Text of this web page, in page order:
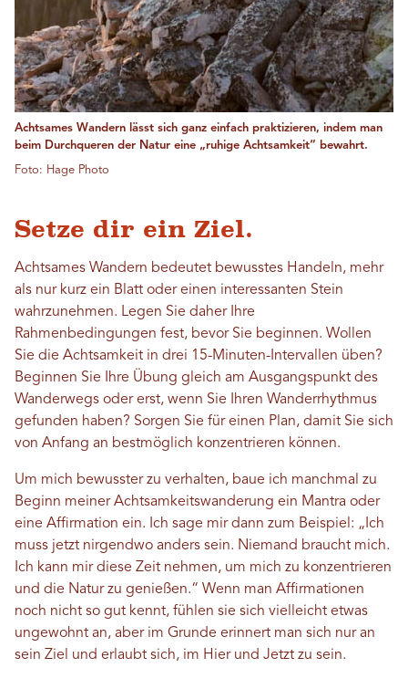
Achtsames Wandern lässt sich ganz einfach praktizieren, indem man
beim Durchqueren der Natur eine „ruhige Achtsamkeit“ bewahrt.
Foto: Hage Photo
Setze dir ein Ziel.
Achtsames Wandern bedeutet bewusstes Handeln, mehr
als nur kurz ein Blatt oder einen interessanten Stein
wahrzunehmen. Legen Sie daher Ihre
Rahmenbedingungen fest, bevor Sie beginnen. Wollen
Sie die Achtsamkeit in drei 15-Minuten-Intervallen üben?
Beginnen Sie Ihre Übung gleich am Ausgangspunkt des
Wanderwegs oder erst, wenn Sie Ihren Wanderrhythmus
gefunden haben? Sorgen Sie für einen Plan, damit Sie sich
von Anfang an bestmöglich konzentrieren können.
Um mich bewusster zu verhalten, baue ich manchmal zu
Beginn meiner Achtsamkeitswanderung ein Mantra oder
eine Affirmation ein. Ich sage mir dann zum Beispiel: „Ich
muss jetzt nirgendwo anders sein. Niemand braucht mich.
Ich kann mir diese Zeit nehmen, um mich zu konzentrieren
und die Natur zu genießen.“ Wenn man Affirmationen
noch nicht so gut kennt, fühlen sie sich vielleicht etwas
ungewohnt an, aber im Grunde erinnert man sich nur an
sein Ziel und erlaubt sich, im Hier und Jetzt zu sein.